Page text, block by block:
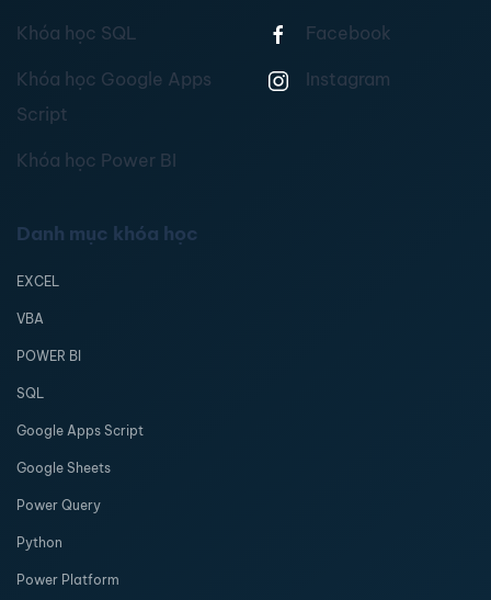
Khóa học SQL
Khóa học Google Apps
Script
Khóa học Power BI
Facebook
Instagram
Danh mục khóa học
EXCEL
VBA
POWER BI
SQL
Google Apps Script
Google Sheets
Power Query
Python
Power Platform